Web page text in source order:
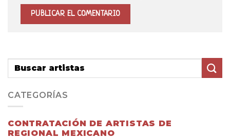
CATEGORÍAS
CONTRATACIÓN DE ARTISTAS DE
REGIONAL MEXICANO